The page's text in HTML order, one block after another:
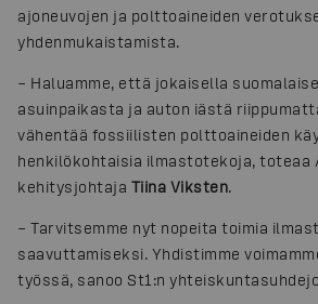
ajoneuvojen ja polttoaineiden
yhdenmukaistamista.
– Haluamme, että jokaisella
asuinpaikasta ja auton iästä
vähentää fossiilisten polttoaineiden
henkilökohtaisia ilmastotekoja, toteaa
kehitysjohtaja Tiina Viksten.
– Tarvitsemme nyt nopeita toimia
saavuttamiseksi. Yhdistimme
työssä, sanoo St1:n